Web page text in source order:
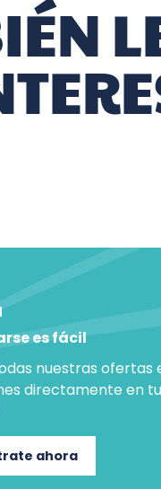
es fácil
nuestras ofertas
directamente en
ahora